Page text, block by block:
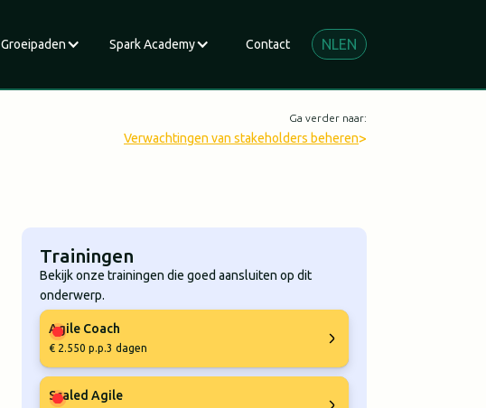
Groeipaden Spark Academy Contact NLEN
Ga verder naar:
Verwachtingen van stakeholders beheren>
Trainingen
Bekijk onze trainingen die goed aansluiten op dit
onderwerp.
Agile Coach
€ 2.550 p.p.3 dagen
Scaled Agile